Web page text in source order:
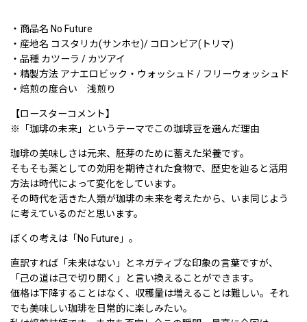
・商品名 No Future
・産地名 コスタリカ(サンホセ)/ コロンビア(トリマ)
・品種 カツーラ / カツアイ
・精製方法 アナエロビック・ウォッシュド / フリーウォッシュド
・焙煎の度合い 浅煎り
【ロースターコメント】
※「珈琲の未来」というテーマでこの珈琲豆を選んだ理由
珈琲の美味しさは元来、胚芽のために蓄えた栄養です。
そもそも薬としての効用を期待された食物で、歴史を辿ると活用
方法は時代によって変化をしています。
その時代を活きた人類が珈琲の未来を考えたから、いま同じよう
に考えているのだと思います。
ぼくの考えは「No Future」。
直訳すれば「未来はない」とネガティブな印象の言葉ですが、
「己の道は己で切り開く」と言い換えることができます。
価格は下降することはなく、収穫量は増えることは難しい。それ
でも美味しい珈琲を日常的に楽しみたい。